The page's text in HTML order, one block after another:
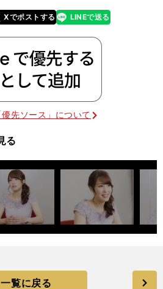
Xでポストする
line LINEで送る
先ソース」について
る
一覧に戻る